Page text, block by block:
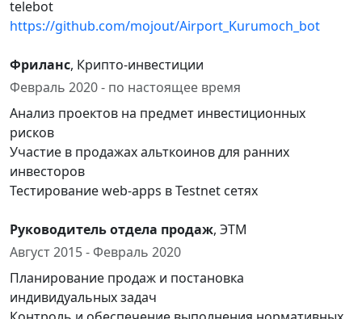
telebot
https://github.com/mojout/Airport_Kurumoch_bot
Фриланс, Крипто-инвестиции
Февраль 2020 - по настоящее время
Анализ проектов на предмет инвестиционных
рисков
Участие в продажах альткоинов для ранних
инвесторов
Тестирование web-apps в Testnet сетях
Руководитель отдела продаж, ЭТМ
Август 2015 - Февраль 2020
Планирование продаж и постановка
индивидуальных задач